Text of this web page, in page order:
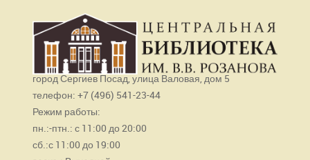
город Сергиев Посад, улица Валовая, дом 5
телефон: +7 (496) 541-23-44
Режим работы:
пн.:-птн.: с 11:00 до 20:00
сб.:с 11:00 до 19:00